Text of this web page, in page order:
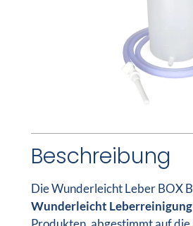
Beschreibung
Die Wunderleicht Leber BOX
Wunderleicht Leberreinigung